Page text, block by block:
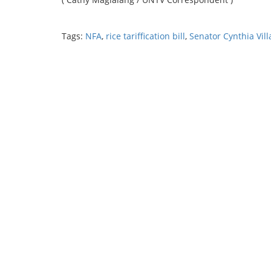
Tags: NFA, rice tariffication bill, Senator Cynthia